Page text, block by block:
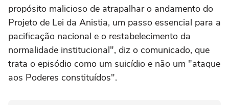
propósito malicioso de atrapalhar o andamento do
Projeto de Lei da Anistia, um passo essencial para a
pacificação nacional e o restabelecimento da
normalidade institucional", diz o comunicado, que
trata o episódio como um suicídio e não um "ataque
aos Poderes constituídos".